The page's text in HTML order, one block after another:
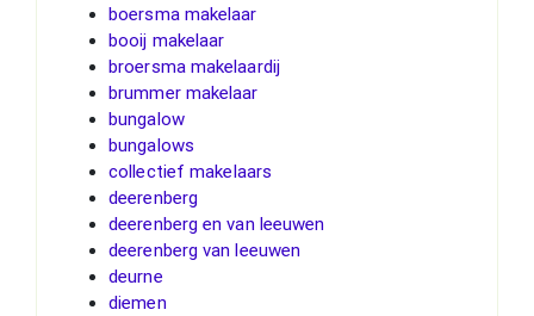
boersma makelaar
booij makelaar
broersma makelaardij
brummer makelaar
bungalow
bungalows
collectief makelaars
deerenberg
deerenberg en van leeuwen
deerenberg van leeuwen
deurne
diemen